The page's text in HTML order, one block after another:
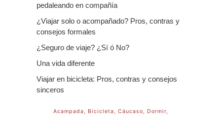
pedaleando en compañía
¿Viajar solo o acompañado? Pros, contras y
consejos formales
¿Seguro de viaje? ¿Sí ó No?
Una vida diferente
Viajar en bicicleta: Pros, contras y consejos
sinceros
Acampada Bicicleta Cáucaso Dormir